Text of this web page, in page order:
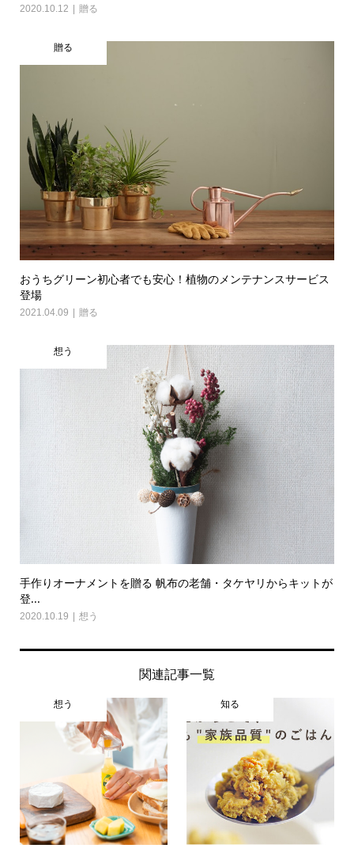
2020.10.12 贈る
贈る
おうちグリーン初心者でも安心！植物のメンテナンスサービス
登場
2021.04.09 贈る
想う
手作りオーナメントを贈る 帆布の老舗・タケヤリからキットが
登...
2020.10.19 想う
関連記事一覧
想う 知る